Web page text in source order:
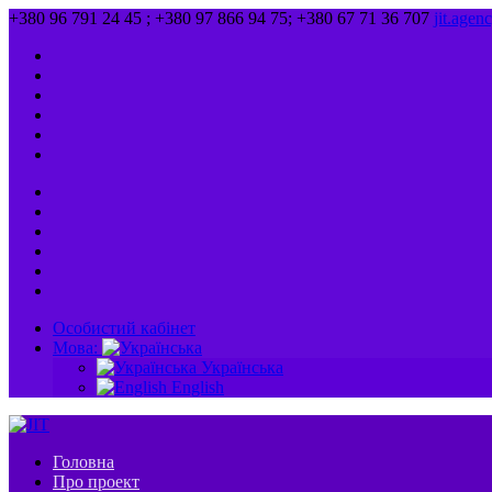
+380 96 791 24 45 ; +380 97 866 94 75; +380 67 71 36 707
Особистий кабінет
Мова:
Українська
English
Головна
Про проект